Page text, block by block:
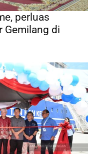
perluas
Gemilang di